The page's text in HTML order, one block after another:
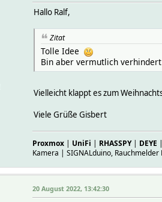
Hallo Ralf,
Zitat
Tolle Idee
Bin aber vermutlich
Vielleicht klappt es zum
Viele​ Grüße​ Gisbert​
Proxmox| UniFi | RHASSPY| DEYE
Kamera | SIGNALduino, Rauchmelder
20 August 2022, 13:42:30